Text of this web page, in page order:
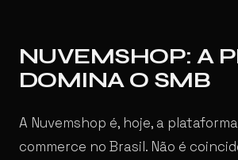
NUVEMSHOP: A
DOMINA O SMB
A Nuvemshop é, hoje, a
commerce no Brasil. Não é